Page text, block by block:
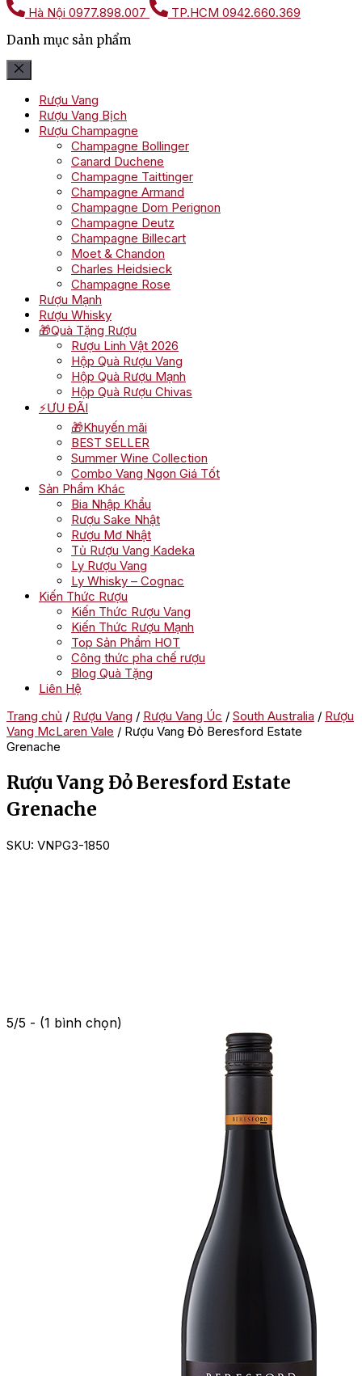
Hà Nội 0977.898.007 TP.HCM 0942.660.369
Danh mục sản phẩm
Rượu Vang
Rượu Vang Bịch
Rượu Champagne
Champagne Bollinger
Canard Duchene
Champagne Taittinger
Champagne Armand
Champagne Dom Perignon
Champagne Deutz
Champagne Billecart
Moet & Chandon
Charles Heidsieck
Champagne Rose
Rượu Mạnh
Rượu Whisky
🎁Quà Tặng Rượu
Rượu Linh Vật 2026
Hộp Quà Rượu Vang
Hộp Quà Rượu Mạnh
Hộp Quà Rượu Chivas
⚡ƯU ĐÃI
🎁Khuyến mãi
BEST SELLER
Summer Wine Collection
Combo Vang Ngon Giá Tốt
Sản Phẩm Khác
Bia Nhập Khẩu
Rượu Sake Nhật
Rượu Mơ Nhật
Tủ Rượu Vang Kadeka
Ly Rượu Vang
Ly Whisky – Cognac
Kiến Thức Rượu
Kiến Thức Rượu Vang
Kiến Thức Rượu Mạnh
Top Sản Phẩm HOT
Công thức pha chế rượu
Blog Quà Tặng
Liên Hệ
Trang chủ / Rượu Vang / Rượu Vang Úc / South Australia / Rượu
Vang McLaren Vale / Rượu Vang Đỏ Beresford Estate
Grenache
Rượu Vang Đỏ Beresford Estate
Grenache
SKU: VNPG3-1850
5/5 - (1 bình chọn)